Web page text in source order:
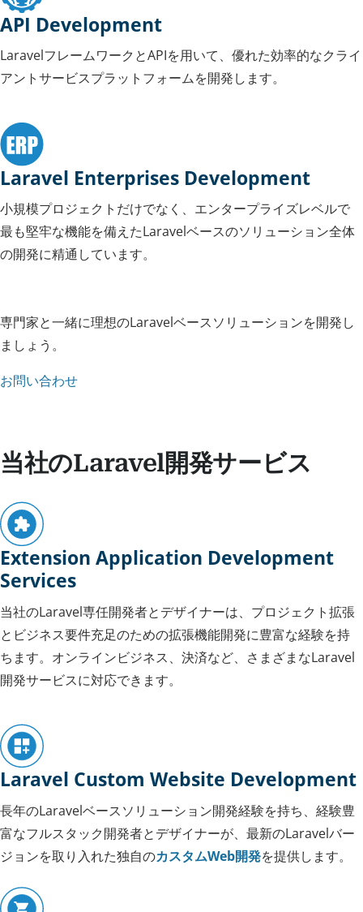
API Development
LaravelフレームワークとAPIを用いて、優れた効率的なクライ
アントサービスプラットフォームを開発します。
Laravel Enterprises Development
小規模プロジェクトだけでなく、エンタープライズレベルで
最も堅牢な機能を備えたLaravelベースのソリューション全体
の開発に精通しています。
専門家と一緒に理想のLaravelベースソリューションを開発し
ましょう。
お問い合わせ
当社のLaravel開発サービス
Extension Application Development
Services
当社のLaravel専任開発者とデザイナーは、プロジェクト拡張
とビジネス要件充足のための拡張機能開発に豊富な経験を持
ちます。オンラインビジネス、決済など、さまざまなLaravel
開発サービスに対応できます。
Laravel Custom Website Development
長年のLaravelベースソリューション開発経験を持ち、経験豊
富なフルスタック開発者とデザイナーが、最新のLaravelバー
ジョンを取り入れた独自のカスタムWeb開発を提供します。